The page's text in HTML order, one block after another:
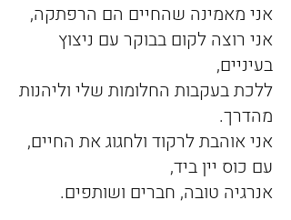
אני מאמינה שהחיים הם הרפתקה,
אני רוצה לקום בבוקר עם ניצוץ
בעיניים,
ללכת בעקבות החלומות שלי וליהנות
מהדרך.
אני אוהבת לרקוד ולחגוג את החיים,
עם כוס יין ביד,
אנרגיה טובה, חברים ושותפים.